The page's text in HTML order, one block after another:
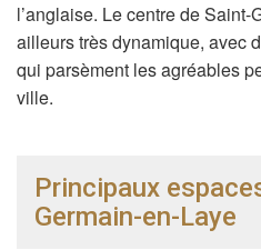
l’anglaise. Le centre de
ailleurs très dynamique, avec
qui parsèment les agréables
ville.
Principaux
Germain-en-Laye